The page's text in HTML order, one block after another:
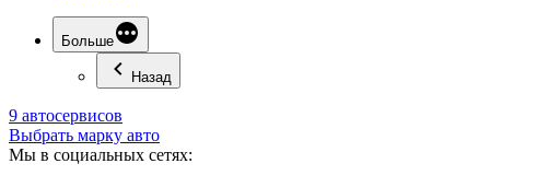
Больше
Назад
9 автосервисов
Выбрать марку авто
Мы в социальных сетях: